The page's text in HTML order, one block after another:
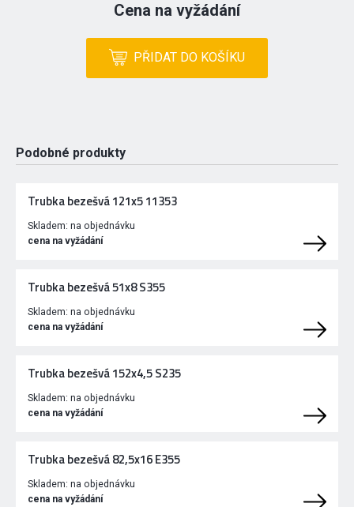
Cena na vyžádání
PŘIDAT DO KOŠÍKU
Podobné produkty
Trubka bezešvá 121x5 11353
Skladem: na objednávku
cena na vyžádání
Trubka bezešvá 51x8 S355
Skladem: na objednávku
cena na vyžádání
Trubka bezešvá 152x4,5 S235
Skladem: na objednávku
cena na vyžádání
Trubka bezešvá 82,5x16 E355
Skladem: na objednávku
cena na vyžádání